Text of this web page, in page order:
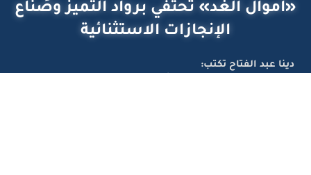
«أموال الغد» تحتفي برواد التميز وصُنّاع
الإنجازات الاستثنائية
دينا عبد الفتاح تكتب: